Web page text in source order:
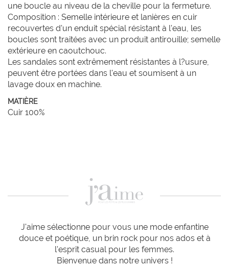
une boucle au niveau de la cheville pour la fermeture.
Composition : Semelle intérieure et lanières en cuir
recouvertes d'un enduit spécial résistant à l'eau, les
boucles sont traitées avec un produit antirouille; semelle
extérieure en caoutchouc.
Les sandales sont extrêmement résistantes à l?usure,
peuvent être portées dans l'eau et soumisent à un
lavage doux en machine.
MATIÈRE
Cuir 100%
J'aime sélectionne pour vous une mode enfantine
douce et poétique, un brin rock pour nos ados et à
l'esprit casual pour les femmes.
Bienvenue dans notre univers !